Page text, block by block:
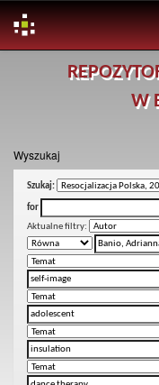
W
Wyszukaj
Szukaj:
for
Aktualne filtry: